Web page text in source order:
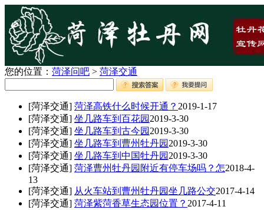
您的位置： 菏泽问吧 > 菏泽交通
[菏泽交通] 菏泽高铁什么时候开通？ 2019-1-17
[菏泽交通] 坐几路车到百花园 2019-3-30
[菏泽交通] 坐几路车到古今园 2019-3-30
[菏泽交通] 坐几路车到曹州牡丹园 2019-3-30
[菏泽交通] 坐几路车到中国牡丹园 2019-3-30
[菏泽交通] 菏泽曹州牡丹园附近有停车场吗？怎2018-4-
13
[菏泽交通] 从火车站到曹州牡丹园坐几路公交2017-4-14
[菏泽交通] 菏泽紫菏香草生态园位置？ 2017-4-11